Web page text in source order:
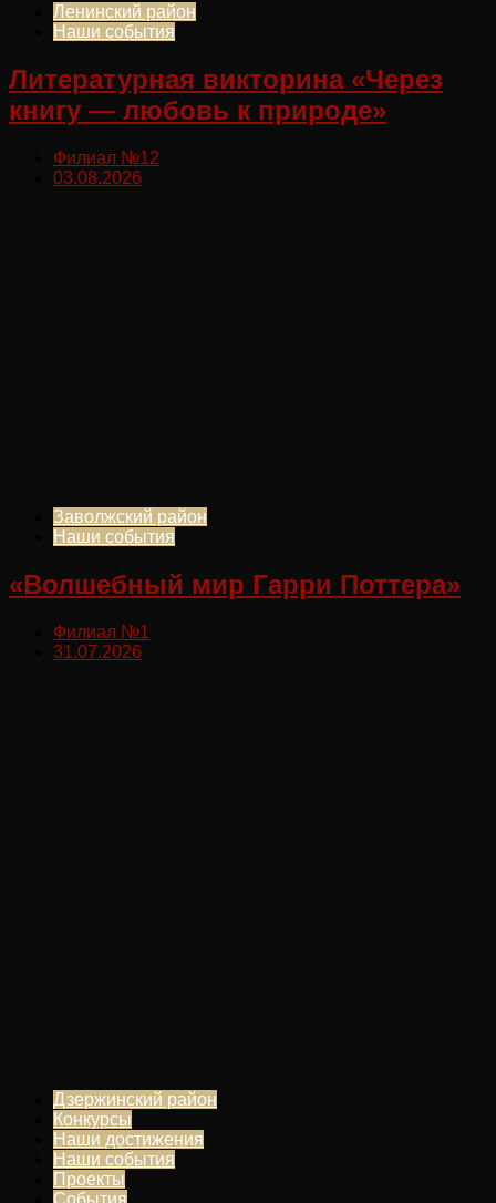
Ленинский район
Наши события
Литературная викторина «Через
книгу — любовь к природе»
Филиал №12
03.08.2026
Заволжский район
Наши события
«Волшебный мир Гарри Поттера»
Филиал №1
31.07.2026
Дзержинский район
Конкурсы
Наши достижения
Наши события
Проекты
События